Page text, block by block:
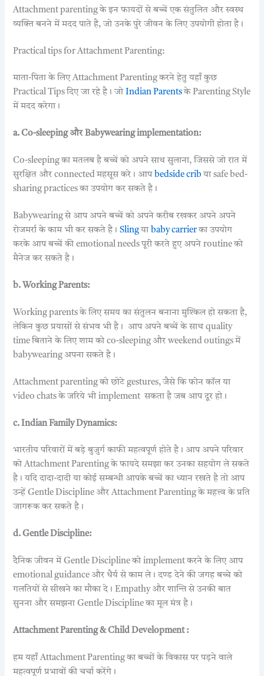
Attachment parenting के इन फायदों से बच्चें एक संतुलित और स्वस्थ
व्यक्ति बनने में मदद पाते है, जो उनके पुरे जीवन के लिए उपयोगी होता है।
Practical tips for Attachment Parenting:
माता-पिता के लिए Attachment Parenting करने हेतु यहाँ कुछ
Practical Tips दिए जा रहे है। जोIndian Parentsके Parenting Style
में मदद करेगा।
a. Co-sleeping और Babywearing implementation:
Co-sleeping का मतलब है बच्चें को अपने साथ सुलाना, जिससे जो रात में
सुरक्षित और connected महसूस करे। आप bedside crib या safe bed-
sharing practices का उपयोग कर सकते है।
Babywearing से आप अपने बच्चें को अपने करीब रखकर अपने अपने
रोजमर्रा के काम भी कर सकते है।Slingया baby carrierका उपयोग
करके आप बच्चें की emotional needs पूरी करते हुए अपने routine को
मैनेज कर सकते है।
b. Working Parents:
Working parents के लिए समय का संतुलन बनाना मुश्किल हो सकता है,
लेकिन कुछ प्रयासों से संभव भी है। आप अपने बच्चें के साथ quality
time बिताने के लिए शाम को co-sleeping और weekend outings में
babywearing अपना सकते है।
Attachment parenting को छोटे gestures, जैसे कि फोन कॉल या
video chats के जरिये भी implement सकता है जब आप दूर हो।
c. Indian Family Dynamics:
भारतीय परिवारों में बड़े बुजुर्ग काफी महत्वपूर्ण होते है। आप अपने परिवार
को Attachment Parenting के फायदे समझा कर उनका सहयोग ले सकते
है। यदि दादा-दादी या कोई सम्बन्धी आपके बच्चें का ध्यान रखते है तो आप
उन्हें Gentle Discipline और Attachment Parenting के महत्त्व के प्रति
जागरूक कर सकते है।
d. Gentle Discipline:
दैनिक जीवन में Gentle Discipline को implement करने के लिए आप
emotional guidance और धैर्य से काम ले। दण्ड देने की जगह बच्चे को
गलतियों से सीखने का मौका दे। Empathy और शान्ति से उनकी बात
सुनना और समझना Gentle Discipline का मूल मंत्र है।
Attachment Parenting & Child Development :
हम यहाँ Attachment Parenting का बच्चों के विकास पर पड़ने वाले
महत्वपूर्ण प्रभावों की चर्चा करेंगे।